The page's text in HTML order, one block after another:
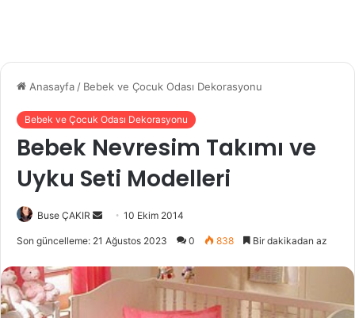
Anasayfa / Bebek ve Çocuk Odası Dekorasyonu
Bebek ve Çocuk Odası Dekorasyonu
Bebek Nevresim Takımı ve
Uyku Seti Modelleri
Buse ÇAKIR 10 Ekim 2014
Son güncelleme: 21 Ağustos 2023 0 838 Bir dakikadan az